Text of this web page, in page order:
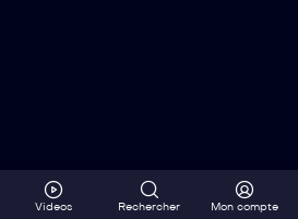
Videos Rechercher Mon compte